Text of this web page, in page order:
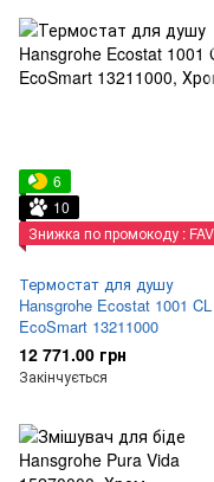
6
10
Термостат для душу
Hansgrohe Ecostat 1001 CL
EcoSmart 13211000
12 771.00 грн
Закінчується